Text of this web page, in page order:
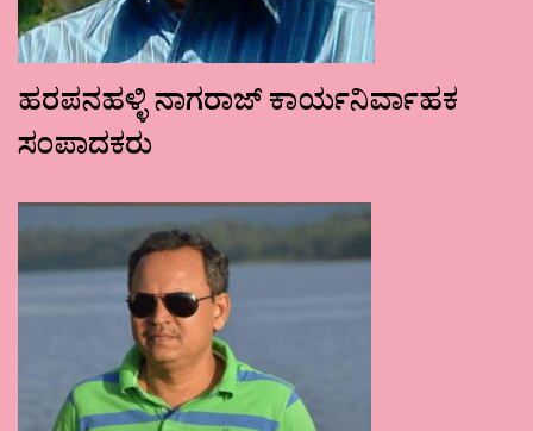
ಹರಪನಹಳ್ಳಿ ನಾಗರಾಜ್ ಕಾರ್ಯನಿರ್ವಾಹಕ
ಸಂಪಾದಕರು